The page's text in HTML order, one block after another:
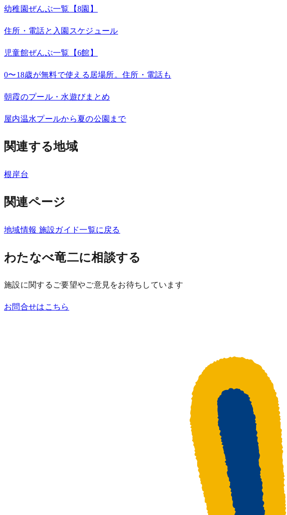
幼稚園ぜんぶ一覧【8園】
住所・電話と入園スケジュール
児童館ぜんぶ一覧【6館】
0〜18歳が無料で使える居場所。住所・電話も
朝霞のプール・水遊びまとめ
屋内温水プールから夏の公園まで
関連する地域
根岸台
関連ページ
地域情報 施設ガイド一覧に戻る
わたなべ竜二に相談する
施設に関するご要望やご意見をお待ちしています
お問合せはこちら